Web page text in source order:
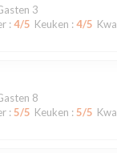
3
: 4/5 Keuken : 4/5
8
: 5/5 Keuken : 5/5